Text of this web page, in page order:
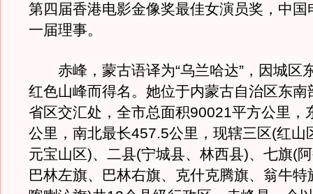
第四届香港电影金像奖最佳女演员奖，中国
一届理事。
赤峰，蒙古语译为“乌兰哈达”，因城区
红色山峰而得名。她位于内蒙古自治区东南
省区交汇处，全市总面积90021平方公里，
公里，南北最长457.5公里，现辖三区(红山
元宝山区)、二县(宁城县、林西县)、七旗(
巴林左旗、巴林右旗、克什克腾旗、翁牛特